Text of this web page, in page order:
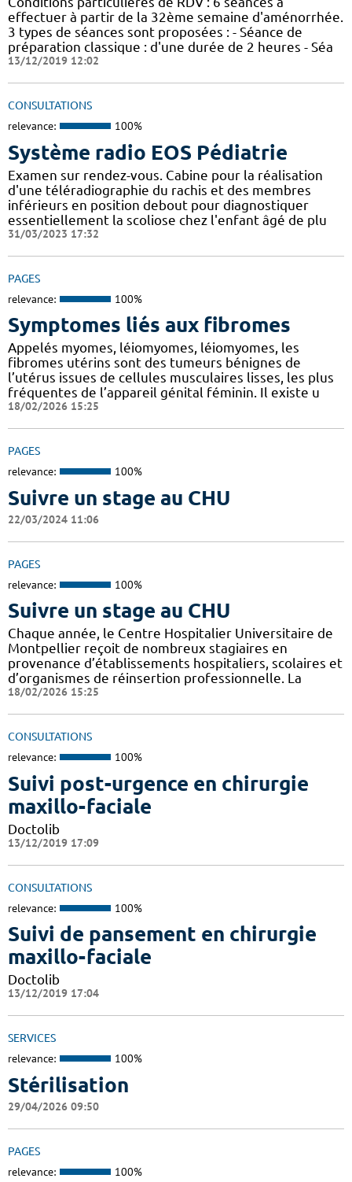
effectuer à partir de la 32ème semaine d'aménorrhée.
3 types de séances sont proposées : - Séance de
préparation classique : d'une durée de 2 heures - Séa
13/12/2019 12:02
CONSULTATIONS
relevance: 100%
Système radio EOS Pédiatrie
Examen sur rendez-vous. Cabine pour la réalisation
d'une téléradiographie du rachis et des membres
inférieurs en position debout pour diagnostiquer
essentiellement la scoliose chez l'enfant âgé de plu
31/03/2023 17:32
PAGES
relevance: 100%
Symptomes liés aux fibromes
Appelés myomes, léiomyomes, léiomyomes, les
fibromes utérins sont des tumeurs bénignes de
l’utérus issues de cellules musculaires lisses, les plus
fréquentes de l’appareil génital féminin. Il existe u
18/02/2026 15:25
PAGES
relevance: 100%
Suivre un stage au CHU
22/03/2024 11:06
PAGES
relevance: 100%
Suivre un stage au CHU
Chaque année, le Centre Hospitalier Universitaire de
Montpellier reçoit de nombreux stagiaires en
provenance d’établissements hospitaliers, scolaires et
d’organismes de réinsertion professionnelle. La
18/02/2026 15:25
CONSULTATIONS
relevance: 100%
Suivi post-urgence en chirurgie
maxillo-faciale
Doctolib
13/12/2019 17:09
CONSULTATIONS
relevance: 100%
Suivi de pansement en chirurgie
maxillo-faciale
Doctolib
13/12/2019 17:04
SERVICES
relevance: 100%
Stérilisation
29/04/2026 09:50
PAGES
relevance: 100%